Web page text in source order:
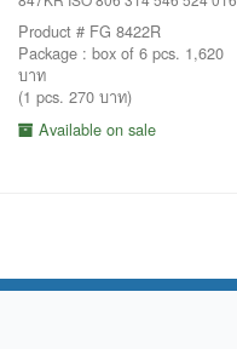
Product # FG 8422R
Package : box of 6 pcs. 1,620
บาท
(1 pcs. 270 บาท)
Available on sale